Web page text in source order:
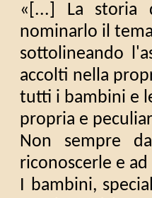
«[...] La storia
nominarlo il
sottolineando
accolti nella
tutti i bambini e
propria e
Non sempre
riconoscerle e
I bambini,